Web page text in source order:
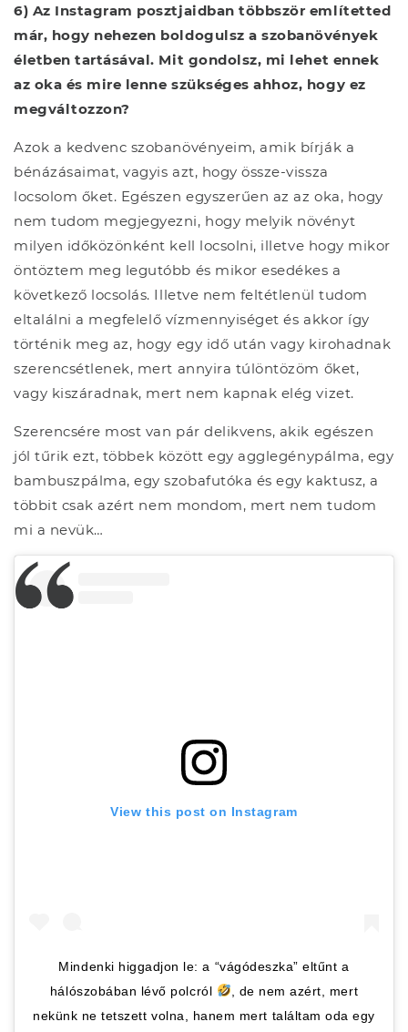
6) Az Instagram posztjaidban többször említetted
már, hogy nehezen boldogulsz a szobanövények
életben tartásával. Mit gondolsz, mi lehet ennek
az oka és mire lenne szükséges ahhoz, hogy ez
megváltozzon?
Azok a kedvenc szobanövényeim, amik bírják a
bénázásaimat, vagyis azt, hogy össze-vissza
locsolom őket. Egészen egyszerűen az az oka, hogy
nem tudom megjegyezni, hogy melyik növényt
milyen időközönként kell locsolni, illetve hogy mikor
öntöztem meg legutóbb és mikor esedékes a
következő locsolás. Illetve nem feltétlenül tudom
eltalálni a megfelelő vízmennyiséget és akkor így
történik meg az, hogy egy idő után vagy kirohadnak
szerencsétlenek, mert annyira túlöntözöm őket,
vagy kiszáradnak, mert nem kapnak elég vizet.
Szerencsére most van pár delikvens, akik egészen
jól tűrik ezt, többek között egy agglegénypálma, egy
bambuszpálma, egy szobafutóka és egy kaktusz, a
többit csak azért nem mondom, mert nem tudom
mi a nevük…
View this post on Instagram
Mindenki higgadjon le: a “vágódeszka” eltűnt a
hálószobában lévő polcról
, de nem azért, mert
nekünk ne tetszett volna, hanem mert találtam oda egy